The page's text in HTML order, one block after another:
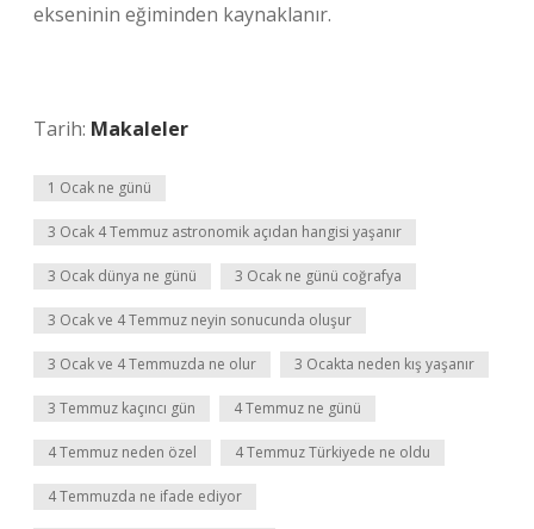
ekseninin eğiminden kaynaklanır.
Tarih: Makaleler
1 Ocak ne günü
3 Ocak 4 Temmuz astronomik açıdan hangisi yaşanır
3 Ocak dünya ne günü 3 Ocak ne günü coğrafya
3 Ocak ve 4 Temmuz neyin sonucunda oluşur
3 Ocak ve 4 Temmuzda ne olur 3 Ocakta neden kış yaşanır
3 Temmuz kaçıncı gün 4 Temmuz ne günü
4 Temmuz neden özel 4 Temmuz Türkiyede ne oldu
4 Temmuzda ne ifade ediyor